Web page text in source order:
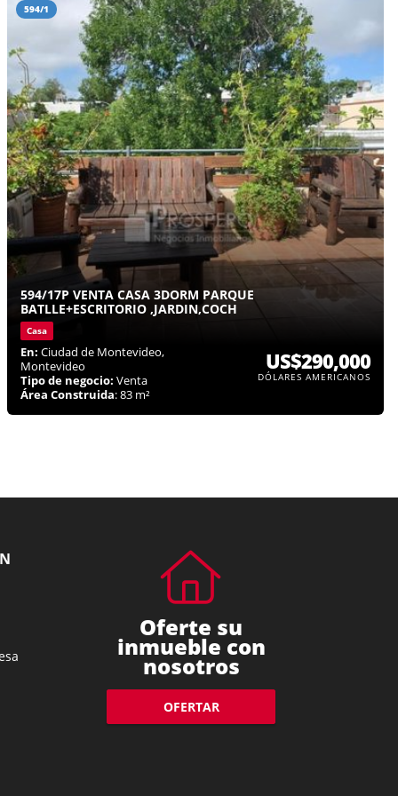
594/1
594/17P VENTA CASA 3DORM PARQUE
BATLLE+ESCRITORIO ,JARDIN,COCH
Casa
En: Ciudad de Montevideo,
Montevideo
Tipo de negocio: Venta
Área Construida: 83 m²
US$290,000
DÓLARES AMERICANOS
Oferte su
inmueble con
nosotros
OFERTAR